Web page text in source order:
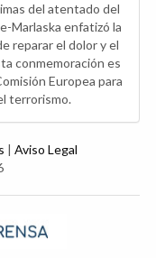
del atentado del
Marlaska enfatizó la
reparar el dolor y el
conmemoración es
Europea para
terrorismo.
| Aviso Legal